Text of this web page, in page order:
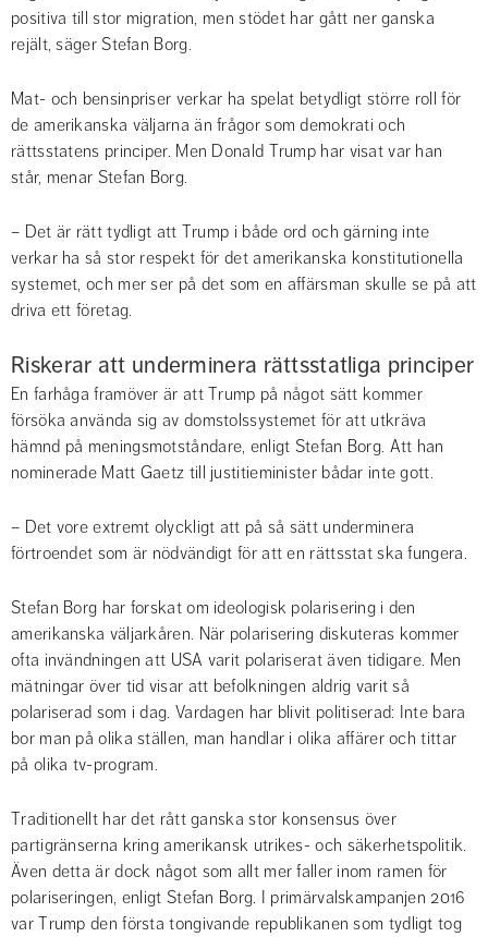
positiva till stor migration, men stödet har gått ner ganska
rejält, säger Stefan Borg.
Mat- och bensinpriser verkar ha spelat betydligt större roll för
de amerikanska väljarna än frågor som demokrati och
rättsstatens principer. Men Donald Trump har visat var han
står, menar Stefan Borg.
– Det är rätt tydligt att Trump i både ord och gärning inte
verkar ha så stor respekt för det amerikanska konstitutionella
systemet, och mer ser på det som en affärsman skulle se på att
driva ett företag.
Riskerar att underminera rättsstatliga principer
En farhåga framöver är att Trump på något sätt kommer
försöka använda sig av domstolssystemet för att utkräva
hämnd på meningsmotståndare, enligt Stefan Borg. Att han
nominerade Matt Gaetz till justitieminister bådar inte gott.
– Det vore extremt olyckligt att på så sätt underminera
förtroendet som är nödvändigt för att en rättsstat ska fungera.
Stefan Borg har forskat om ideologisk polarisering i den
amerikanska väljarkåren. När polarisering diskuteras kommer
ofta invändningen att USA varit polariserat även tidigare. Men
mätningar över tid visar att befolkningen aldrig varit så
polariserad som i dag. Vardagen har blivit politiserad: Inte bara
bor man på olika ställen, man handlar i olika affärer och tittar
på olika tv-program.
Traditionellt har det rått ganska stor konsensus över
partigränserna kring amerikansk utrikes- och säkerhetspolitik.
Även detta är dock något som allt mer faller inom ramen för
polariseringen, enligt Stefan Borg. I primärvalskampanjen 2016
var Trump den första tongivande republikanen som tydligt tog